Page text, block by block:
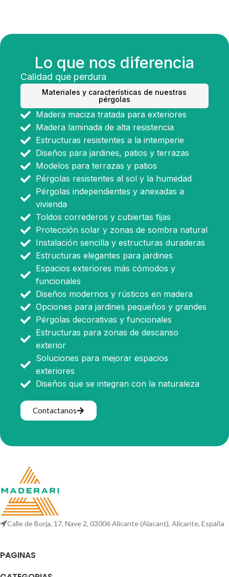
Lo que nos diferencia
Calidad que perdura
Materiales y características de nuestras
pérgolas
Madera maciza tratada para exteriores
Madera laminada de alta resistencia
Estructuras resistentes a la intemperie
Diseños para jardines, patios y terrazas
Modelos para terrazas y patios
Pérgolas resistentes al sol y la humedad
Pérgolas independientes y anexadas a
vivienda
Toldos correderos y cubiertas fijas
Protección solar y zonas de sombra natural
Instalación sencilla y estructuras duraderas
Estructuras elegantes para jardines
Espacios exteriores más cómodos y
funcionales
Diseños modernos y rústicos en madera
Opciones para jardines pequeños y grandes
Pérgolas decorativas y funcionales
Estructuras para zonas de descanso
exterior
Soluciones para mejorar espacios
exteriores
Diseños que se integran con la naturaleza
Contactanos
Calle de Borja, 17, Nave 2, 03006 Alicante (Alacant), Alicante, España
PAGINAS